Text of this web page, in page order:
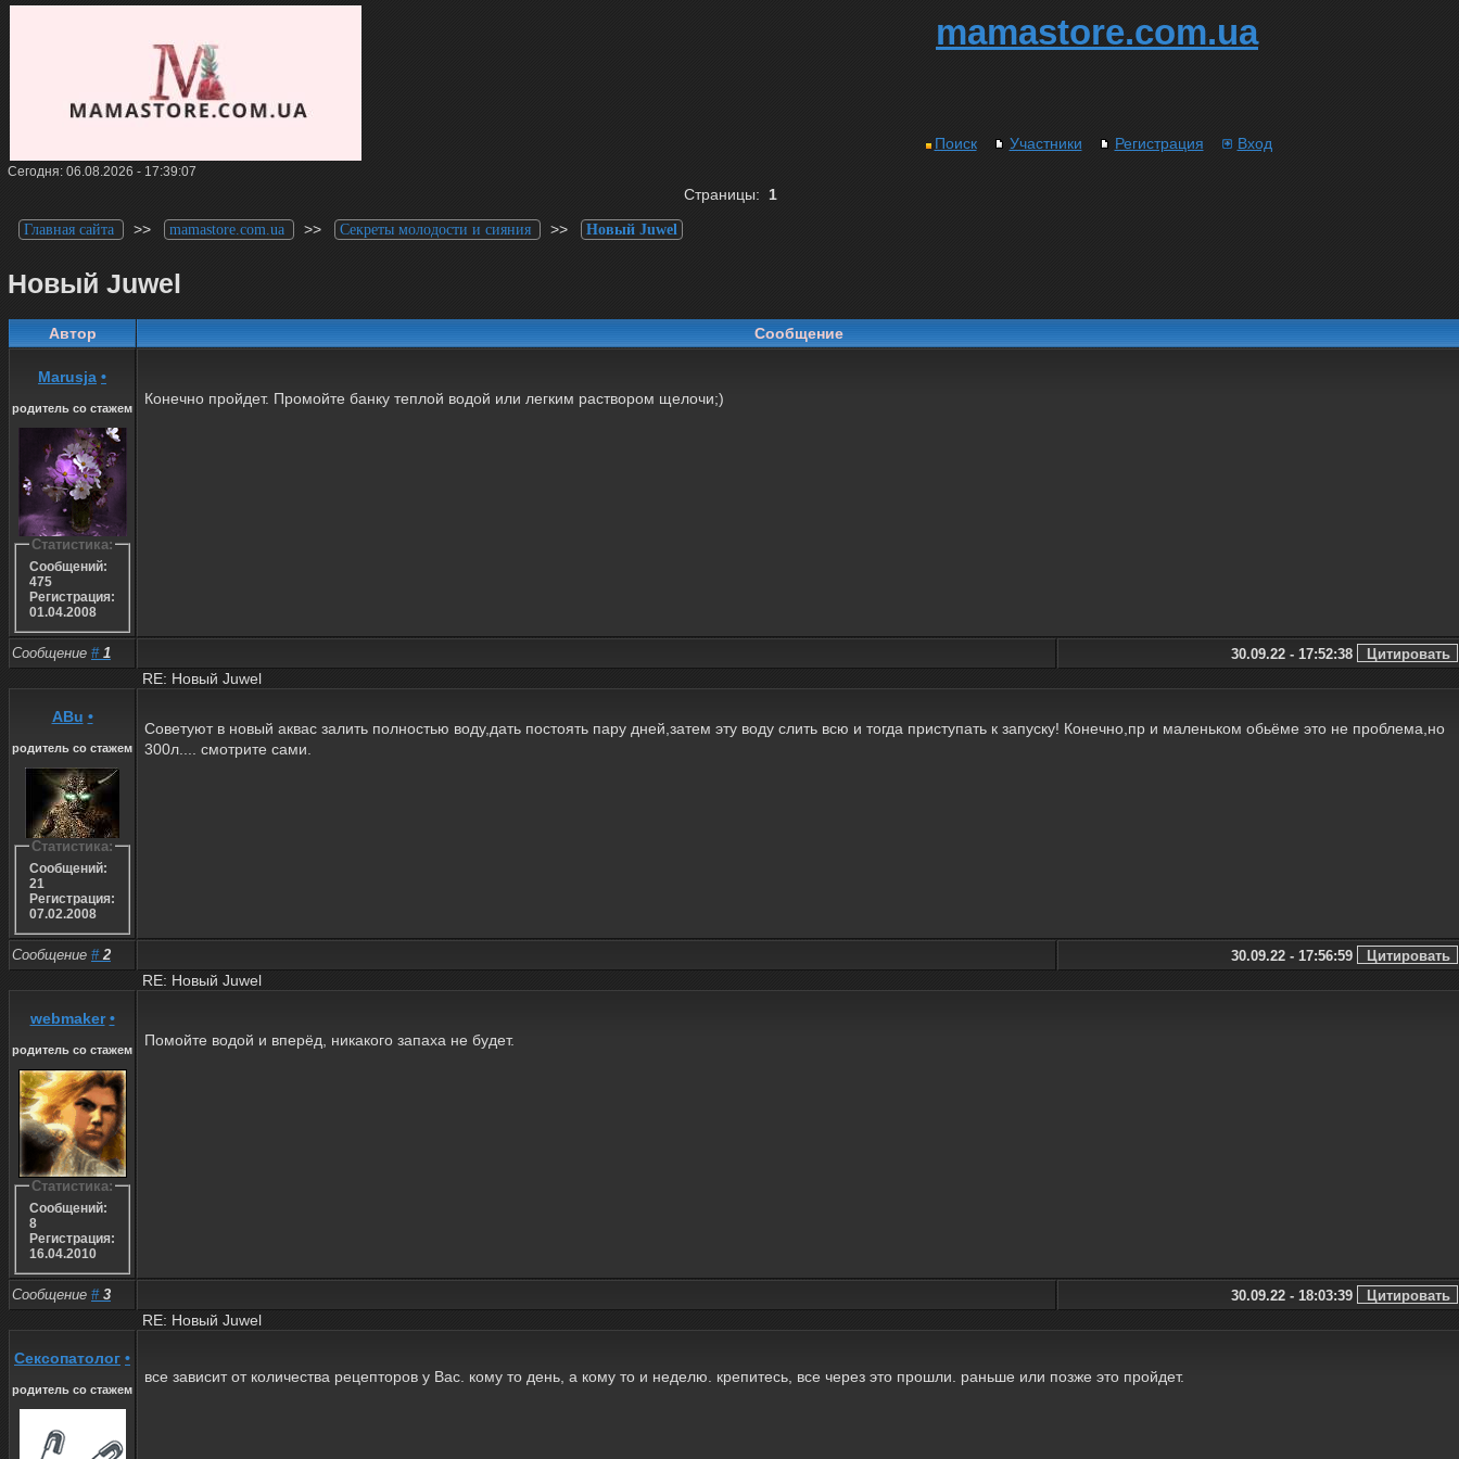
mamastore.com.ua
Поиск Участники Регистрация Вход
Сегодня: 06.08.2026 - 17:39:07
Страницы: 1
Главная сайта >> mamastore.com.ua >> Секреты молодости и сияния >> Новый Juwel
Новый Juwel
Автор Сообщение
Marusja •
родитель со стажем
Статистика:
Сообщений:
475
Регистрация:
01.04.2008
Конечно пройдет. Промойте банку теплой водой или легким раствором щелочи;)
Сообщение # 1 30.09.22 - 17:52:38
RE: Новый Juwel
ABu •
родитель со стажем
Статистика:
Сообщений:
21
Регистрация:
07.02.2008
Советуют в новый аквас залить полностью воду,дать постоять пару дней,затем эту воду слить всю и тогда приступать к запуску! Конечно,пр и маленьком обьёме это не проблема,но
300л.... смотрите сами.
Сообщение # 2 30.09.22 - 17:56:59
RE: Новый Juwel
webmaker •
родитель со стажем
Статистика:
Сообщений:
8
Регистрация:
16.04.2010
Помойте водой и вперёд, никакого запаха не будет.
Сообщение # 3 30.09.22 - 18:03:39
RE: Новый Juwel
Сексопатолог •
родитель со стажем
все зависит от количества рецепторов у Вас. кому то день, а кому то и неделю. крепитесь, все через это прошли. раньше или позже это пройдет.